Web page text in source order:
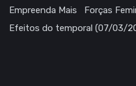
Empreenda Mais
Forças
Efeitos do temporal (07/03/